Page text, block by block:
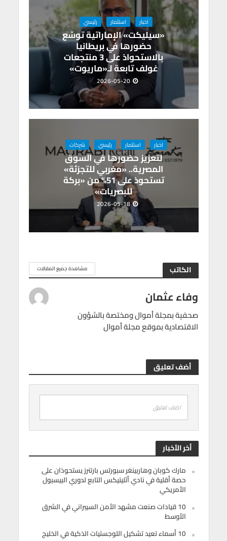
اخبار استثمار رئيسي
«سيليكت» الإماراتية توسّع
حضورها في بريطانيا
بالاستحواذ على 3 منتجعات
غولف تابعة لـ«ماريوت»
2026-05-20
اخبار استثمار رئيسي شركات
لتعزيز حضورها في السوق
المصرية.. «مغربي للتجزئة»
تستحوذ على 51% من «بركة
للبصريات»
2026-05-18
الكاتب مشاهدة جميع المقالات
وفاء عثمان
صحفية بمجلة أموال ومختصة بالشؤون
الاقتصادية بموقع مجلة أموال
أضف تعليق
اضف تعليق
أخر الأخبار
مارك كوبان وهاربينغر سبورتس بارتنرز يستحوذان على
حصة أقلية في نادي أثليتيكس التابع لدوري البيسبول
الأمريكي
10 قيادات صنعت مشهد الأمن السيبراني في الشرق
الأوسط
10 أسماء تعيد تشكيل اللوجستيات الذكية في الخليج